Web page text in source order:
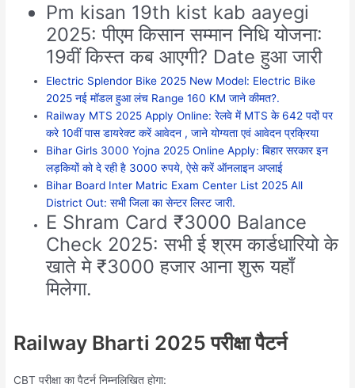
Pm kisan 19th kist kab aayegi
2025: पीएम किसान सम्मान निधि योजना:
19वीं किस्त कब आएगी? Date हुआ जारी
Electric Splendor Bike 2025 New Model: Electric Bike
2025 नई मॉडल हुआ लंच Range 160 KM जाने कीमत?.
Railway MTS 2025 Apply Online: रेलवे में MTS के 642 पदों पर
करे 10वीं पास डायरेक्ट करें आवेदन , जाने योग्यता एवं आवेदन प्रक्रिया
Bihar Girls 3000 Yojna 2025 Online Apply: बिहार सरकार इन
लड़कियों को दे रही है 3000 रुपये, ऐसे करें ऑनलाइन अप्लाई
Bihar Board Inter Matric Exam Center List 2025 All
District Out: सभी जिला का सेन्टर लिस्ट जारी.
E Shram Card ₹3000 Balance
Check 2025: सभी ई श्रम कार्डधारियो के
खाते मे ₹3000 हजार आना शुरू यहाँ
मिलेगा.
Railway Bharti 2025 परीक्षा पैटर्न
CBT परीक्षा का पैटर्न निम्नलिखित होगा: